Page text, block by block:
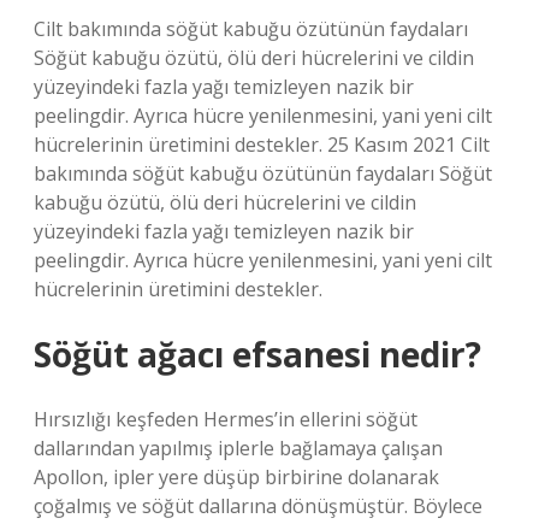
Cilt bakımında söğüt kabuğu özütünün faydaları
Söğüt kabuğu özütü, ölü deri hücrelerini ve cildin
yüzeyindeki fazla yağı temizleyen nazik bir
peelingdir. Ayrıca hücre yenilenmesini, yani yeni cilt
hücrelerinin üretimini destekler. 25 Kasım 2021 Cilt
bakımında söğüt kabuğu özütünün faydaları Söğüt
kabuğu özütü, ölü deri hücrelerini ve cildin
yüzeyindeki fazla yağı temizleyen nazik bir
peelingdir. Ayrıca hücre yenilenmesini, yani yeni cilt
hücrelerinin üretimini destekler.
Söğüt ağacı efsanesi nedir?
Hırsızlığı keşfeden Hermes’in ellerini söğüt
dallarından yapılmış iplerle bağlamaya çalışan
Apollon, ipler yere düşüp birbirine dolanarak
çoğalmış ve söğüt dallarına dönüşmüştür. Böylece